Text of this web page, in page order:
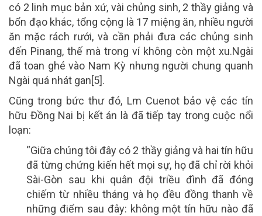
có 2 linh mục bản xứ, vài chủng sinh, 2 thầy giảng và
bổn đạo khác, tổng cộng là 17 miệng ăn, nhiều người
ăn mặc rách rưới, và cần phải đưa các chủng sinh
đến Pinang, thế mà trong ví không còn một xu.Ngài
đã toan ghé vào Nam Kỳ nhưng người chung quanh
Ngài quá nhát gan[5].
Cũng trong bức thư đó, Lm Cuenot bảo vệ các tín
hữu Đồng Nai bị kết án là đã tiếp tay trong cuộc nổi
loạn:
“Giữa chúng tôi đây có 2 thầy giảng và hai tín hữu
đã từng chứng kiến hết mọi sự, họ đã chỉ rời khỏi
Sài-Gòn sau khi quân đội triều đình đã đóng
chiếm từ nhiều tháng và họ đều đồng thanh về
những điểm sau đây: không một tín hữu nào đã